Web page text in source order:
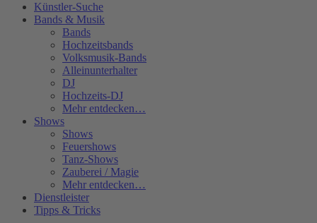
Künstler-Suche
Bands & Musik
Bands
Hochzeitsbands
Volksmusik-Bands
Alleinunterhalter
DJ
Hochzeits-DJ
Mehr entdecken…
Shows
Shows
Feuershows
Tanz-Shows
Zauberei / Magie
Mehr entdecken…
Dienstleister
Tipps & Tricks